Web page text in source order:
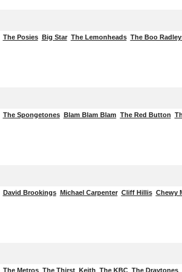
The Posies Big Star The Lemonheads The Boo
The Spongetones Blam Blam Blam The Red Button
David Brookings Michael Carpenter Cliff Hillis Chewy
The Metros The Thirst Keith The KBC The Draytones